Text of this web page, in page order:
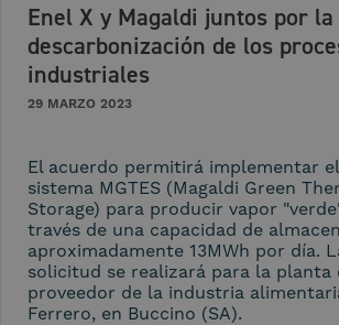
Enel X y Magaldi juntos por la
descarbonización de los
industriales
29 MARZO 2023
El acuerdo permitirá implementar
sistema MGTES (Magaldi Green
Storage) para producir vapor
través de una capacidad de
aproximadamente 13MWh por día.
solicitud se realizará para la planta
proveedor de la industria
Ferrero, en Buccino (SA).